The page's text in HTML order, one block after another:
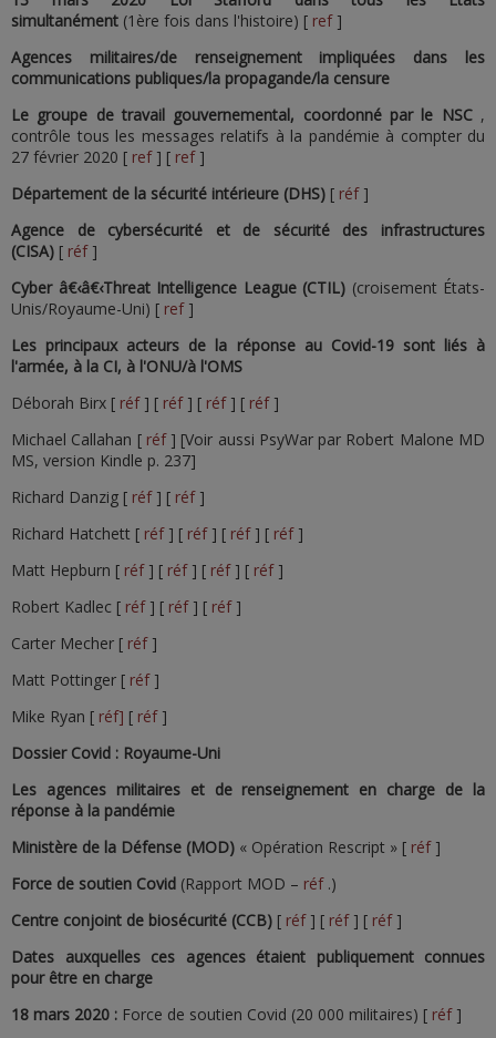
simultanément (1ère fois dans l'histoire) [ ref]
Agences militaires/de renseignement impliquées dans les
communications publiques/la propagande/la censure
Le groupe de travail gouvernemental, coordonné par le NSC,
contrôle tous les messages relatifs à la pandémie à compter du
27 février 2020 [ ref] [ ref]
Département de la sécurité intérieure (DHS) [ réf]
Agence de cybersécurité et de sécurité des infrastructures
(CISA) [ réf]
Cyber â€‹â€‹Threat Intelligence League (CTIL) (croisement États-
Unis/Royaume-Uni) [ ref]
Les principaux acteurs de la réponse au Covid-19 sont liés à
l'armée, à la CI, à l'ONU/à l'OMS
Déborah Birx [ réf] [ réf] [ réf] [ réf]
Michael Callahan [ réf] [Voir aussi PsyWar par Robert Malone MD
MS, version Kindle p. 237]
Richard Danzig [ réf] [ réf]
Richard Hatchett [ réf] [ réf] [ réf] [ réf]
Matt Hepburn [ réf] [ réf] [ réf] [ réf]
Robert Kadlec [ réf] [ réf] [ réf]
Carter Mecher [ réf]
Matt Pottinger [ réf]
Mike Ryan [ réf] [ réf]
Dossier Covid : Royaume-Uni
Les agences militaires et de renseignement en charge de la
réponse à la pandémie
Ministère de la Défense (MOD) « Opération Rescript » [ réf]
Force de soutien Covid (Rapport MOD – réf.)
Centre conjoint de biosécurité (CCB) [ réf] [ réf] [ réf]
Dates auxquelles ces agences étaient publiquement connues
pour être en charge
18 mars 2020 : Force de soutien Covid (20 000 militaires) [ réf]